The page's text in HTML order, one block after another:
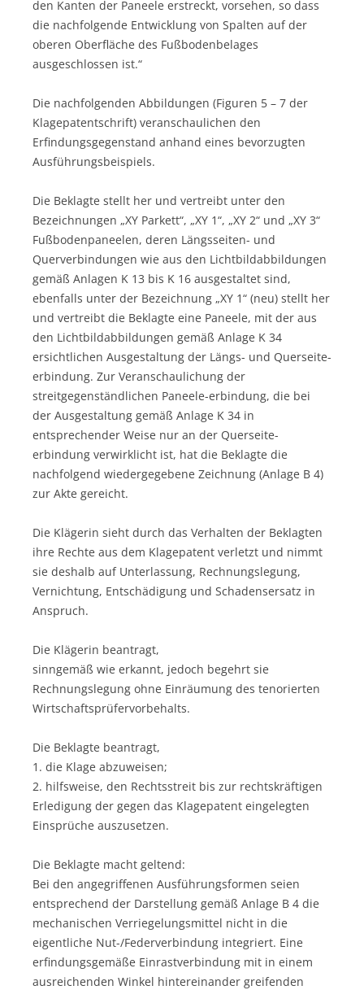
den Kanten der Paneele erstreckt, vorsehen, so dass
die nachfolgende Entwicklung von Spalten auf der
oberen Oberfläche des Fußbodenbelages
ausgeschlossen ist.“
Die nachfolgenden Abbildungen (Figuren 5 – 7 der
Klagepatentschrift) veranschaulichen den
Erfindungsgegenstand anhand eines bevorzugten
Ausführungsbeispiels.
Die Beklagte stellt her und vertreibt unter den
Bezeichnungen „XY Parkett“, „XY 1“, „XY 2“ und „XY 3“
Fußbodenpaneelen, deren Längsseiten- und
Querverbindungen wie aus den Lichtbildabbildungen
gemäß Anlagen K 13 bis K 16 ausgestaltet sind,
ebenfalls unter der Bezeichnung „XY 1“ (neu) stellt her
und vertreibt die Beklagte eine Paneele, mit der aus
den Lichtbildabbildungen gemäß Anlage K 34
ersichtlichen Ausgestaltung der Längs- und Querseite-
erbindung. Zur Veranschaulichung der
streitgegenständlichen Paneele-erbindung, die bei
der Ausgestaltung gemäß Anlage K 34 in
entsprechender Weise nur an der Querseite-
erbindung verwirklicht ist, hat die Beklagte die
nachfolgend wiedergegebene Zeichnung (Anlage B 4)
zur Akte gereicht.
Die Klägerin sieht durch das Verhalten der Beklagten
ihre Rechte aus dem Klagepatent verletzt und nimmt
sie deshalb auf Unterlassung, Rechnungslegung,
Vernichtung, Entschädigung und Schadensersatz in
Anspruch.
Die Klägerin beantragt,
sinngemäß wie erkannt, jedoch begehrt sie
Rechnungslegung ohne Einräumung des tenorierten
Wirtschaftsprüfervorbehalts.
Die Beklagte beantragt,
1. die Klage abzuweisen;
2. hilfsweise, den Rechtsstreit bis zur rechtskräftigen
Erledigung der gegen das Klagepatent eingelegten
Einsprüche auszusetzen.
Die Beklagte macht geltend:
Bei den angegriffenen Ausführungsformen seien
entsprechend der Darstellung gemäß Anlage B 4 die
mechanischen Verriegelungsmittel nicht in die
eigentliche Nut-/Federverbindung integriert. Eine
erfindungsgemäße Einrastverbindung mit in einem
ausreichenden Winkel hintereinander greifenden